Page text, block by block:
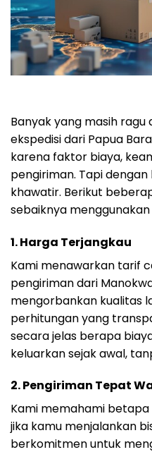
Banyak yang masih
ekspedisi dari Papua
karena faktor biaya,
pengiriman. Tapi
khawatir. Berikut
sebaiknya
1. Harga Terjangkau
Kami menawarkan tarif
pengiriman dari
mengorbankan kualitas
perhitungan yang
secara jelas berapa
keluarkan sejak awal,
2. Pengiriman Tepat
Kami memahami
jika kamu menjalankan
berkomitmen untuk